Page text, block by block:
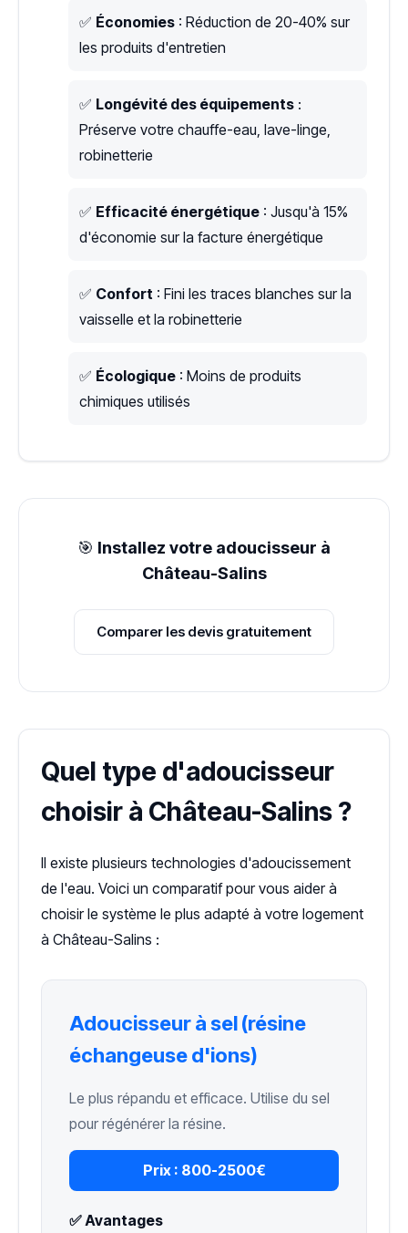
✅ Économies : Réduction de 20-40% sur
les produits d'entretien
✅ Longévité des équipements :
Préserve votre chauffe-eau, lave-linge,
robinetterie
✅ Efficacité énergétique : Jusqu'à 15%
d'économie sur la facture énergétique
✅ Confort : Fini les traces blanches sur la
vaisselle et la robinetterie
✅ Écologique : Moins de produits
chimiques utilisés
🎯 Installez votre adoucisseur à
Château-Salins
Comparer les devis gratuitement
Quel type d'adoucisseur
choisir à Château-Salins ?
Il existe plusieurs technologies d'adoucissement
de l'eau. Voici un comparatif pour vous aider à
choisir le système le plus adapté à votre logement
à Château-Salins :
Adoucisseur à sel (résine
échangeuse d'ions)
Le plus répandu et efficace. Utilise du sel
pour régénérer la résine.
Prix : 800-2500€
✅ Avantages